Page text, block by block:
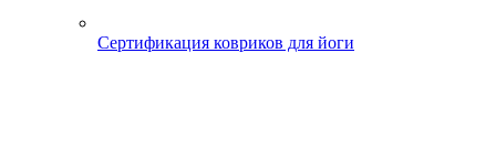
Сертификация ковриков для йоги